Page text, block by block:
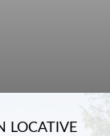
LOCATIVE